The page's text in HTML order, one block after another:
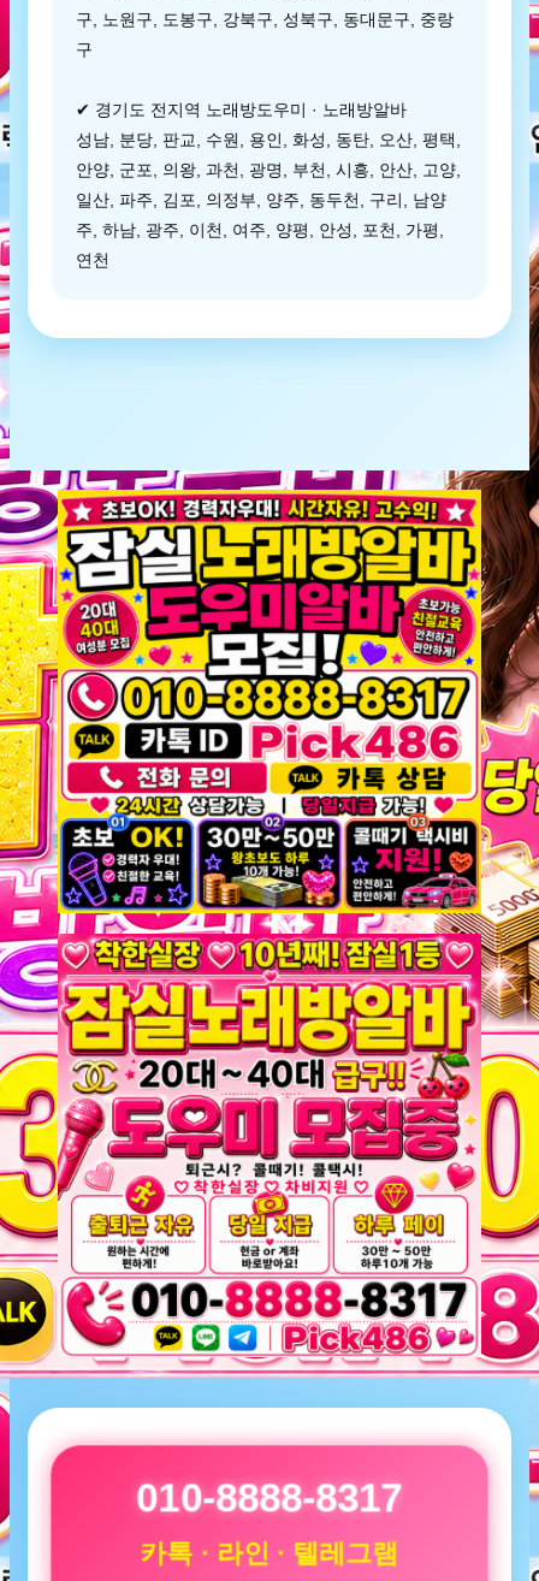
구, 노원구, 도봉구, 강북구, 성북구, 동대문구, 중랑
구
✔ 경기도 전지역 노래방도우미 · 노래방알바
성남, 분당, 판교, 수원, 용인, 화성, 동탄, 오산, 평택,
안양, 군포, 의왕, 과천, 광명, 부천, 시흥, 안산, 고양,
일산, 파주, 김포, 의정부, 양주, 동두천, 구리, 남양
주, 하남, 광주, 이천, 여주, 양평, 안성, 포천, 가평,
연천
010-8888-8317
카톡 · 라인 · 텔레그램